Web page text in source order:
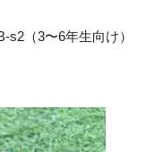
s2（3〜6年生向け）